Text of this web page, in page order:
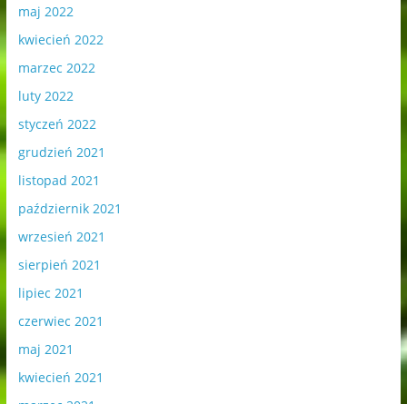
maj 2022
kwiecień 2022
marzec 2022
luty 2022
styczeń 2022
grudzień 2021
listopad 2021
październik 2021
wrzesień 2021
sierpień 2021
lipiec 2021
czerwiec 2021
maj 2021
kwiecień 2021